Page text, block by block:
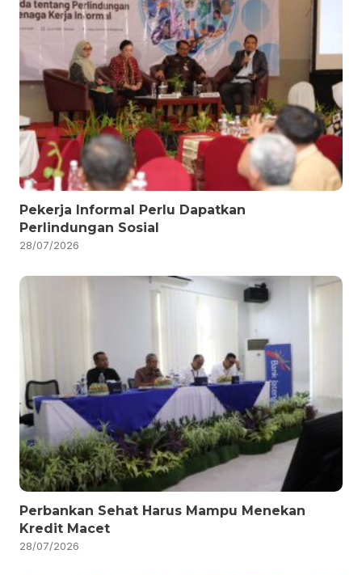
Pekerja Informal Perlu Dapatkan
Perlindungan Sosial
28/07/2026
Perbankan Sehat Harus Mampu Menekan
Kredit Macet
28/07/2026